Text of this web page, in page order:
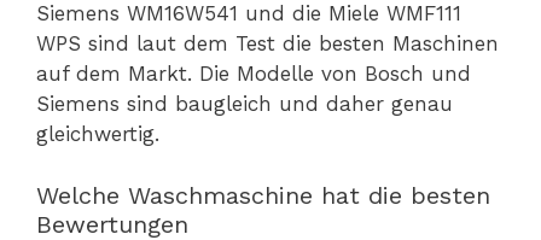
Siemens WM16W541 und die Miele WMF111
WPS sind laut dem Test die besten Maschinen
auf dem Markt. Die Modelle von Bosch und
Siemens sind baugleich und daher genau
gleichwertig.
Welche Waschmaschine hat die besten
Bewertungen